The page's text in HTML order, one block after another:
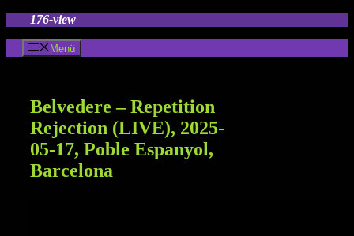
springen
176-view
Menü
Belvedere – Repetition
Rejection (LIVE), 2025-
05-17, Poble Espanyol,
Barcelona